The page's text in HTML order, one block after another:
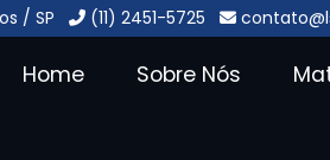
/ SP (11) 2451-5725
Home Sobre Nós